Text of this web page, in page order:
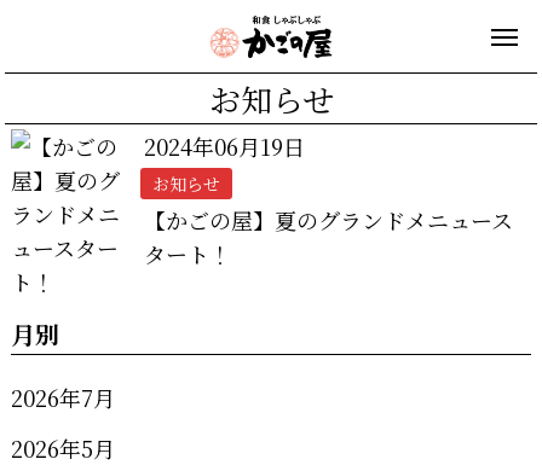
お知らせ
2024年06月19日
お知らせ
【かごの屋】夏のグランドメニュース
タート！
月別
2026年7月
2026年5月